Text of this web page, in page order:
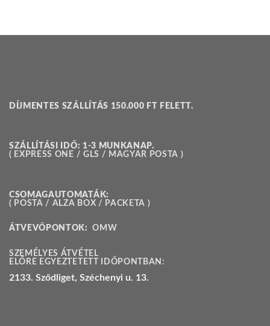
DÍJMENTES SZÁLLÍTÁS 150.000 FT FELETT.
SZÁLLÍTÁSI IDŐ: 1-3 MUNKANAP.
( EXPRESS ONE / GLS / MAGYAR POSTA )
CSOMAGAUTOMATÁK:
( POSTA / ALZA BOX / PACKETA )
ÁTVEVŐPONTOK:OMW
SZEMÉLYES ÁTVÉTEL
ELŐRE EGYEZTETETT IDŐPONTBAN:
2133. Sződliget, Széchenyi u. 13.